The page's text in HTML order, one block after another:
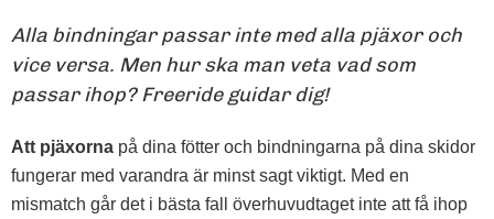
Alla bindningar passar inte med alla pjäxor och
vice versa. Men hur ska man veta vad som
passar ihop? Freeride guidar dig!
Att pjäxorna på dina fötter och bindningarna på dina skidor
fungerar med varandra är minst sagt viktigt. Med en
mismatch går det i bästa fall överhuvudtaget inte att få ihop